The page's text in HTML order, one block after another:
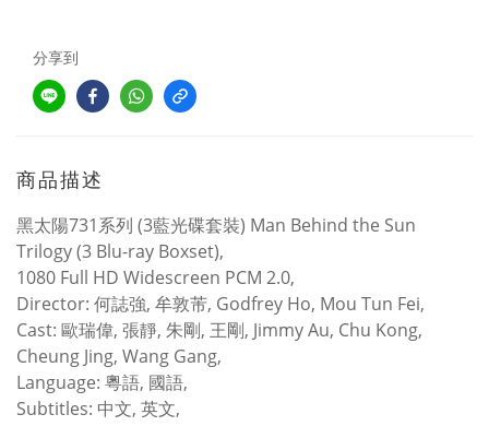
分享到
商品描述
黑太陽731系列 (3藍光碟套裝) Man Behind the Sun
Trilogy (3 Blu-ray Boxset),
1080 Full HD Widescreen PCM 2.0,
Director: 何誌強, 牟敦芾, Godfrey Ho, Mou Tun Fei,
Cast: 歐瑞偉, 張靜, 朱剛, 王剛, Jimmy Au, Chu Kong,
Cheung Jing, Wang Gang,
Language: 粵語, 國語,
Subtitles: 中文, 英文,